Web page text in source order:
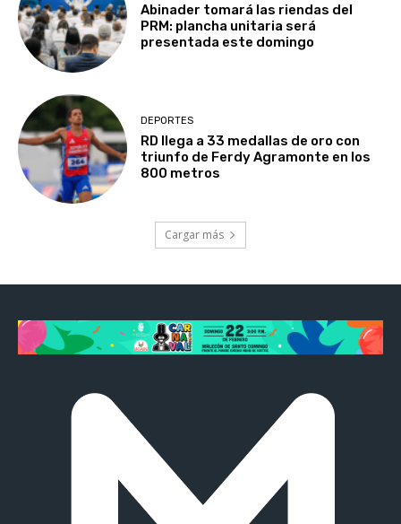
Abinader tomará las riendas del
PRM: plancha unitaria será
presentada este domingo
DEPORTES
RD llega a 33 medallas de oro con
triunfo de Ferdy Agramonte en los
800 metros
Cargar más